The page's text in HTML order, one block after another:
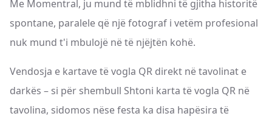
Me Momentral, ju mund të mblidhni të gjitha historitë
spontane, paralele që një fotograf i vetëm profesional
nuk mund t'i mbulojë në të njëjtën kohë.
Vendosja e kartave të vogla QR direkt në tavolinat e
darkës – si për shembull Shtoni karta të vogla QR në
tavolina, sidomos nëse festa ka disa hapësira të